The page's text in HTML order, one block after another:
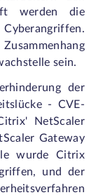
werden die
sein.
der
- CVE-
NetScaler
Gateway
wurde Citrix
und der